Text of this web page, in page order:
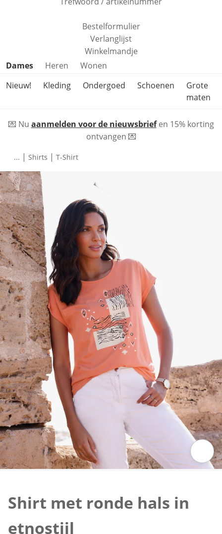
Bestelformulier
Verlanglijst
Winkelmandje
Productcategorieën overslaan
Dames Heren
Wonen
Nieuw!
Kleding Ondergoed Schoenen
Grote
maten
💌 Nu aanmelden voor de nieuwsbriefen 15% korting
ontvangen 💌
... | Shirts | T-Shirt
Shirt met ronde hals in
etnostijl